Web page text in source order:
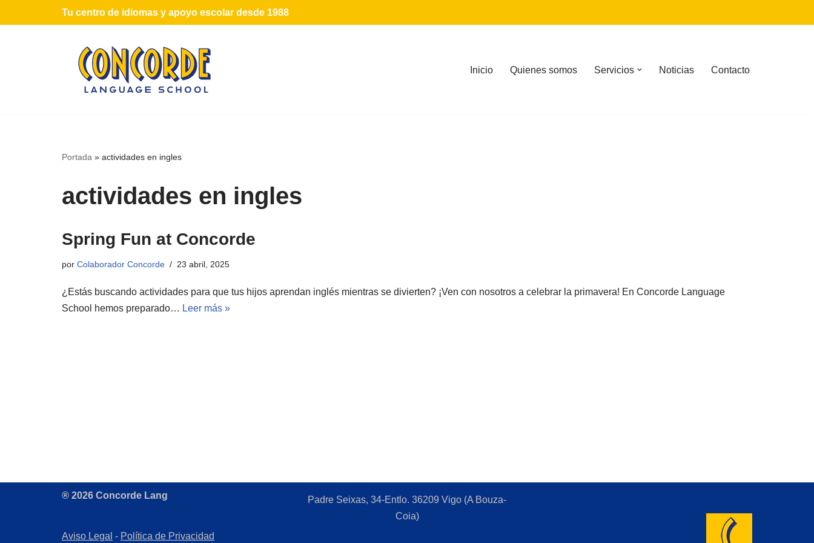
Tu centro de idiomas y apoyo escolar desde 1988
Inicio Quienes somos Servicios Noticias Contacto
Portada » actividades en ingles
actividades en ingles
Spring Fun at Concorde
por Colaborador Concorde 23 abril, 2025
¿Estás buscando actividades para que tus hijos aprendan inglés mientras se divierten? ¡Ven con nosotros a celebrar la primavera! En Concorde Language
School hemos preparado… Leer más »
® 2026 Concorde Lang
Aviso Legal - Política de Privacidad
Padre Seixas, 34-Entlo. 36209 Vigo (A Bouza-
Coia)